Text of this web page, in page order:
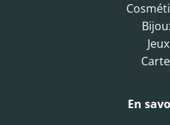
Jeux
En